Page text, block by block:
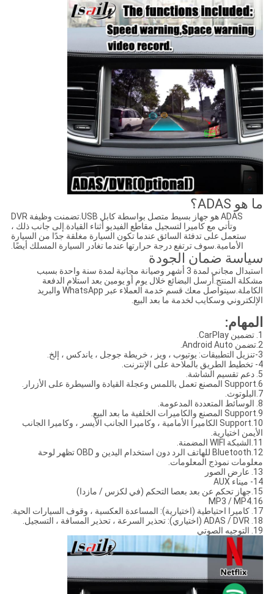
ما هو ADAS؟
ADAS هو جهاز بسيط متصل بواسطة كابل USB.تضمنت وظيفة DVR
وتأتي مع كاميرا لتسجيل مقاطع الفيديو أثناء القيادة.إلى جانب ذلك ،
ستعمل على تدفئة السائق عندما تكون السيارة مغلقة جدًا من السيارة
الأمامية.سوف ترتفع درجة حرارتها عندما تغادر السيارة المسلك أيضًا.
سياسة ضمان الجودة
استبدال مجاني لمدة 3 أشهر وصيانة مجانية لمدة سنة واحدة بسبب
مشكلة المنتج.أرسل البضائع خلال يوم أو يومين بعد استلام الدفعة
الكاملة.سيتواصل معك قسم خدمة العملاء عبر WhatsApp والبريد
الإلكتروني وسكايب لخدمة ما بعد البيع.
المهام:
1. تضمين CarPlay.
2.تضمن Android Auto.
3-تنزيل التطبيقات: يوتيوب ، ويز ، خريطة جوجل ، ياندكس ، إلخ.
4- تخطيط الطريق بالملاحة على الإنترنت.
5. دعم تقسيم الشاشة.
6.Support المصنع تعمل باللمس وعجلة القيادة والسيطرة على الأزرار.
7.البلوتوث.
8. الوسائط المتعددة المدعومة.
9.Support المصنع والكاميرات الخلفية ما بعد البيع.
10.Support الكاميرا الأمامية ، وكاميرا الجانب الأيسر ، وكاميرا الجانب
الأيمن اختيارية.
11.الشبكة WIFI المضمنة.
12.Bluetooth للهاتف الرد دون استخدام اليدين و OBD تظهر لوحة
معلومات نموذج المعلومات.
13. عارض الصور
14- ميناء AUX
15.جهاز تحكم عن بعد بعصا التحكم (في لكزس / مازدا)
16.MP3 / MP4
17. كاميرا احتياطية (اختيارية): المساعدة العكسية ، وقوف السيارات الحية.
18. ADAS / DVR (اختياري): تحذير السرعة ، تحذير المسافة ، التسجيل.
19. التوجيه الصوتي